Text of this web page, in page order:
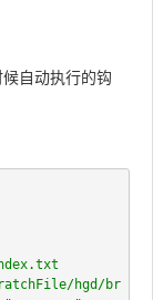
自动执行的钩
hgd/br